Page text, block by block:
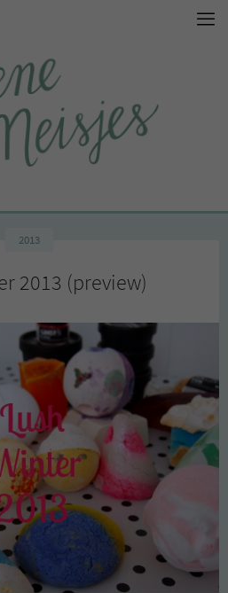
2013
2013 (preview)